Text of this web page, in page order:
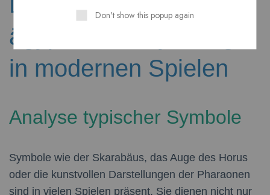
ägyptischer Mythologie
in modernen Spielen
Analyse typischer Symbole
Symbole wie der Skarabäus, das Auge des Horus
oder die kunstvollen Darstellungen der Pharaonen
sind in vielen Spielen präsent. Sie dienen nicht nur
Don't show this popup again